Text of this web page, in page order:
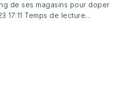
de ses magasins pour doper
17:11 Temps de lecture...